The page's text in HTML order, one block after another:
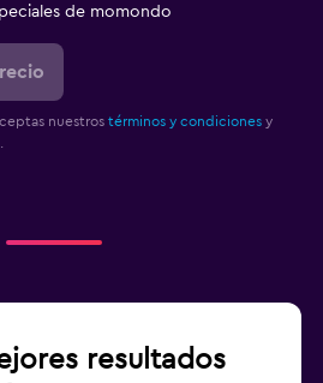
de momondo
nuestros términos y condiciones y
.
resultados